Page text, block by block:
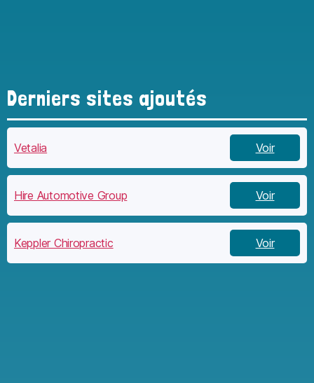
Derniers sites ajoutés
Vetalia Voir
Hire Automotive Group Voir
Keppler Chiropractic Voir